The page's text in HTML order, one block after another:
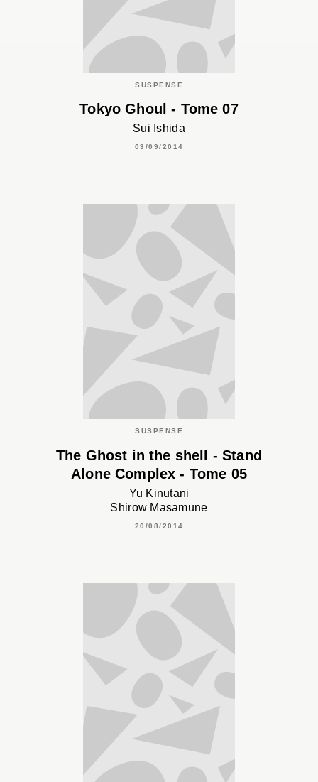
SUSPENSE
Tokyo Ghoul - Tome 07
Sui Ishida
03/09/2014
SUSPENSE
The Ghost in the shell - Stand
Alone Complex - Tome 05
Yu Kinutani
Shirow Masamune
20/08/2014